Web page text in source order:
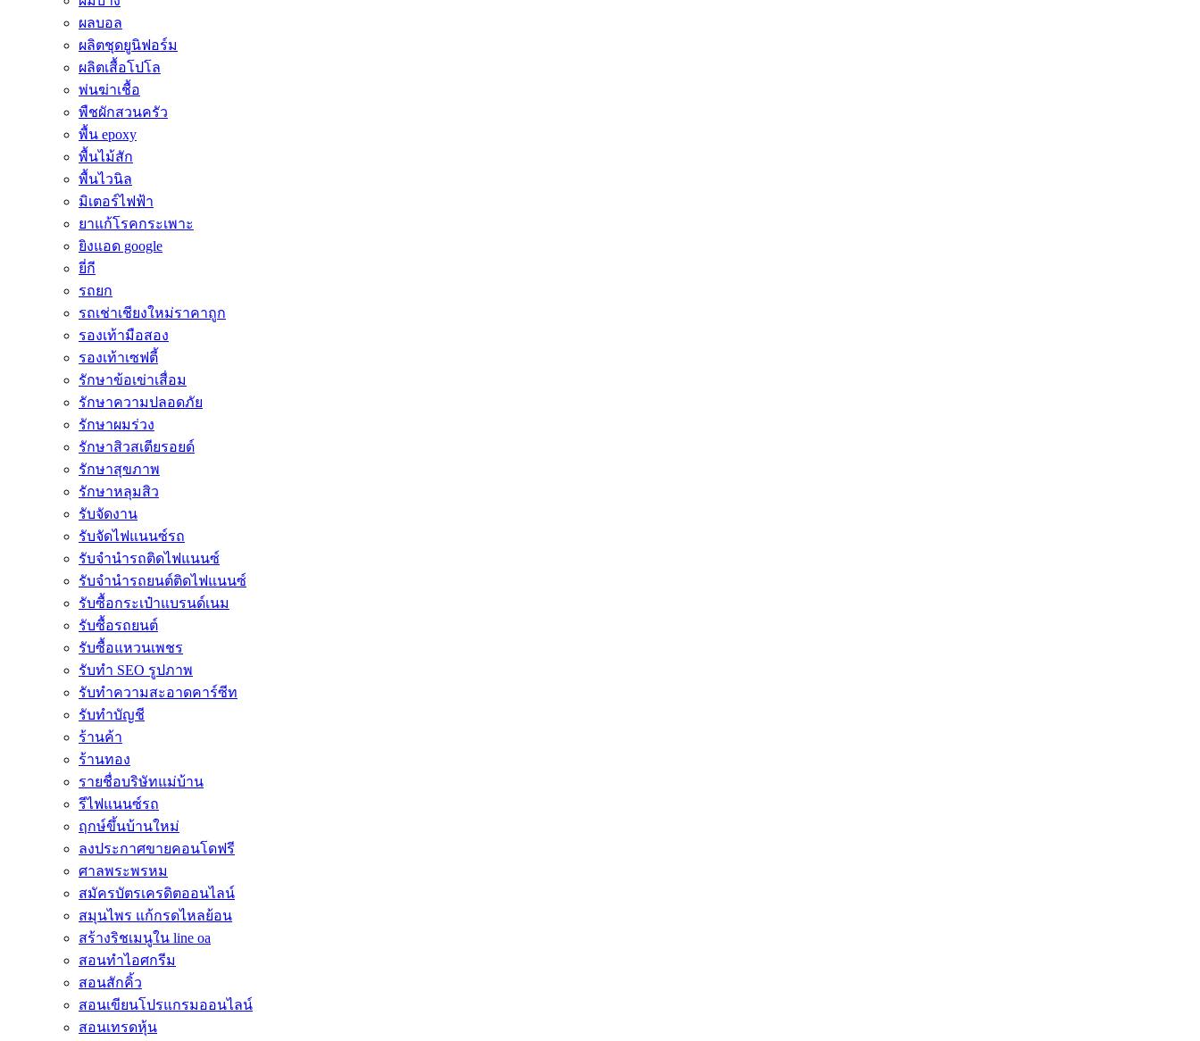
ผลบอล
ผลิตชุดยูนิฟอร์ม
ผลิตเสื้อโปโล
พ่นฆ่าเชื้อ
พืชผักสวนครัว
พื้น epoxy
พื้นไม้สัก
พื้นไวนิล
มิเตอร์ไฟฟ้า
ยาแก้โรคกระเพาะ
ยิงแอด google
ยี่กี
รถยก
รถเช่าเชียงใหม่ราคาถูก
รองเท้ามือสอง
รองเท้าเซฟตี้
รักษาข้อเข่าเสื่อม
รักษาความปลอดภัย
รักษาผมร่วง
รักษาสิวสเตียรอยด์
รักษาสุขภาพ
รักษาหลุมสิว
รับจัดงาน
รับจัดไฟแนนซ์รถ
รับจำนำรถติดไฟแนนซ์
รับจํานํารถยนต์ติดไฟแนนซ์
รับซื้อกระเป๋าแบรนด์เนม
รับซื้อรถยนต์
รับซื้อแหวนเพชร
รับทำ SEO รูปภาพ
รับทำความสะอาดคาร์ซีท
รับทำบัญชี
ร้านค้า
ร้านทอง
รายชื่อบริษัทแม่บ้าน
รีไฟแนนซ์รถ
ฤกษ์ขึ้นบ้านใหม่
ลงประกาศขายคอนโดฟรี
ศาลพระพรหม
สมัครบัตรเครดิตออนไลน์
สมุนไพร แก้กรดไหลย้อน
สร้างริชเมนูใน line oa
สอนทำไอศกรีม
สอนสักคิ้ว
สอนเขียนโปรแกรมออนไลน์
สอนเทรดหุ้น